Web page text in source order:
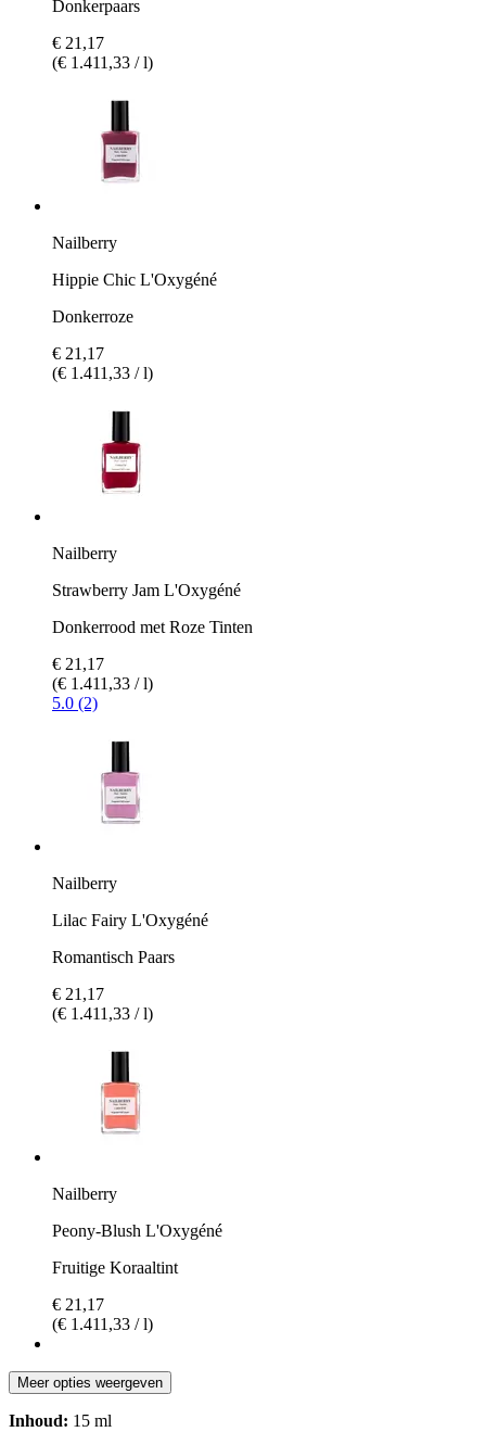
Donkerpaars
€ 21,17
(€ 1.411,33 / l)
Nailberry
Hippie Chic L'Oxygéné
Donkerroze
€ 21,17
(€ 1.411,33 / l)
Nailberry
Strawberry Jam L'Oxygéné
Donkerrood met Roze Tinten
€ 21,17
(€ 1.411,33 / l)
5.0 (2)
Nailberry
Lilac Fairy L'Oxygéné
Romantisch Paars
€ 21,17
(€ 1.411,33 / l)
Nailberry
Peony-Blush L'Oxygéné
Fruitige Koraaltint
€ 21,17
(€ 1.411,33 / l)
Meer opties weergeven
Inhoud: 15 ml